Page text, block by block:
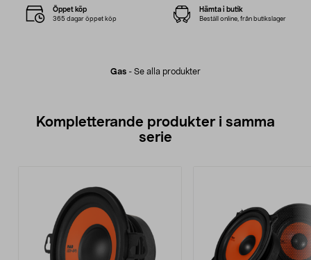
Gas - Se alla produkter
Öppet köp
365 dagar öppet köp
Hämta i butik
Beställ online, från butikslager
Kompletterande produkter i samma
serie